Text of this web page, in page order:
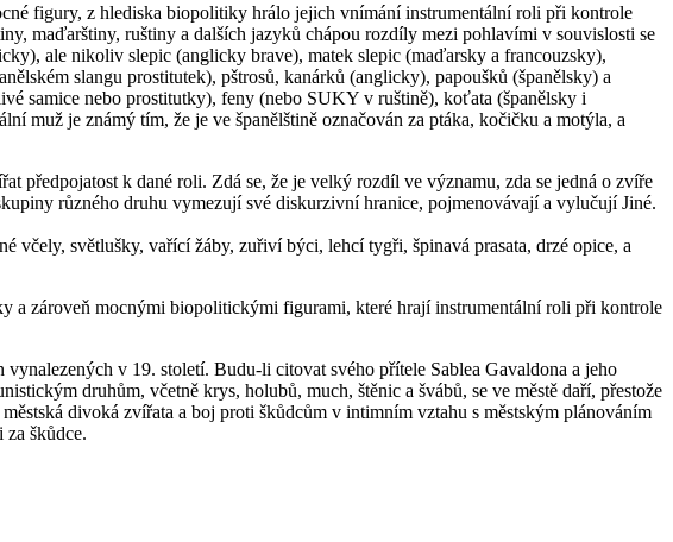
figury, z hlediska biopolitiky hrálo jejich vnímání instrumentální roli při kontrole
maďarštiny, ruštiny a dalších jazyků chápou rozdíly mezi pohlavími v souvislosti se
ale nikoliv slepic (anglicky brave), matek slepic (maďarsky a francouzsky),
slangu prostitutek), pštrosů, kanárků (anglicky), papoušků (španělsky) a
samice nebo prostitutky), feny (nebo SUKY v ruštině), koťata (španělsky i
muž je známý tím, že je ve španělštině označován za ptáka, kočičku a motýla, a
předpojatost k dané roli. Zdá se, že je velký rozdíl ve významu, zda se jedná o zvíře
různého druhu vymezují své diskurzivní hranice, pojmenovávají a vylučují Jiné.
včely, světlušky, vařící žáby, zuřiví býci, lehcí tygři, špinavá prasata, drzé opice, a
a zároveň mocnými biopolitickými figurami, které hrají instrumentální roli při kontrole
v 19. století. Budu-li citovat svého přítele Sablea Gavaldona a jeho
druhům, včetně krys, holubů, much, štěnic a švábů, se ve městě daří, přestože
divoká zvířata a boj proti škůdcům v intimním vztahu s městským plánováním
škůdce.